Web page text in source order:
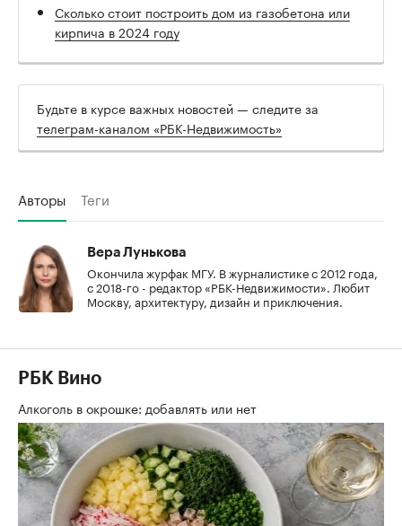
Сколько стоит построить дом из газобетона или
кирпича в 2024 году
Будьте в курсе важных новостей — следите за
телеграм-каналом «РБК-Недвижимость»
Авторы Теги
Вера Лунькова
Окончила журфак МГУ. В журналистике с 2012 года,
с 2018-го - редактор «РБК-Недвижимости». Любит
Москву, архитектуру, дизайн и приключения.
РБК Вино
Алкоголь в окрошке: добавлять или нет